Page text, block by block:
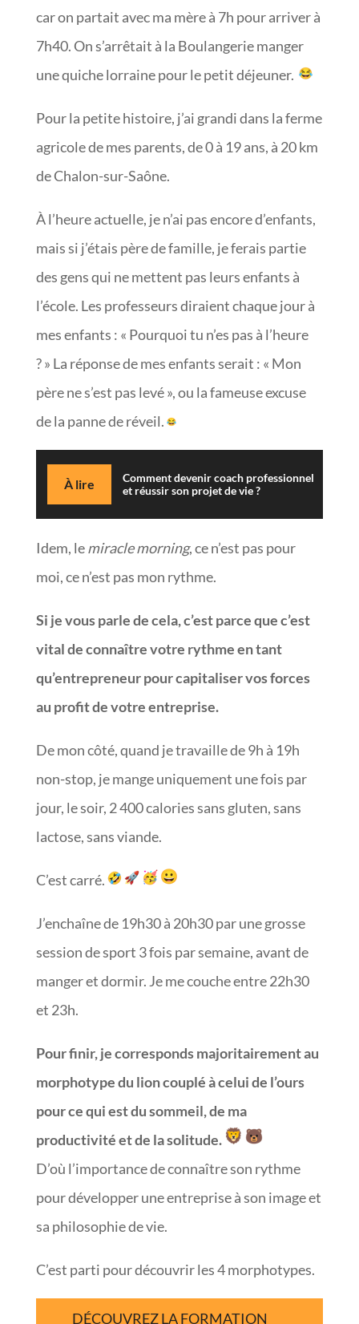
car on partait avec ma mère à 7h pour arriver à
7h40. On s’arrêtait à la Boulangerie manger
une quiche lorraine pour le petit déjeuner.
Pour la petite histoire, j’ai grandi dans la ferme
agricole de mes parents, de 0 à 19 ans, à 20 km
de Chalon-sur-Saône.
À l’heure actuelle, je n’ai pas encore d’enfants,
mais si j’étais père de famille, je ferais partie
des gens qui ne mettent pas leurs enfants à
l’école. Les professeurs diraient chaque jour à
mes enfants : « Pourquoi tu n’es pas à l’heure
? » La réponse de mes enfants serait : « Mon
père ne s’est pas levé », ou la fameuse excuse
de la panne de réveil.
À lire
Comment devenir coach professionnel
et réussir son projet de vie ?
Idem, lemiracle morning, ce n’est pas pour
moi, ce n’est pas mon rythme.
Si je vous parle de cela, c’est parce que c’est
vital de connaître votre rythme en tant
qu’entrepreneur pour capitaliser vos forces
au profit de votre entreprise.
De mon côté, quand je travaille de 9h à 19h
non-stop, je mange uniquement une fois par
jour, le soir, 2 400 calories sans gluten, sans
lactose, sans viande.
C’est carré.
J’enchaîne de 19h30 à 20h30 par une grosse
session de sport 3 fois par semaine, avant de
manger et dormir. Je me couche entre 22h30
et 23h.
Pour finir, je corresponds majoritairement au
morphotype du lion couplé à celui de l’ours
pour ce qui est du sommeil, de ma
productivité et de la solitude.
D’où l’importance de connaître son rythme
pour développer une entreprise à son image et
sa philosophie de vie.
C’est parti pour découvrir les 4 morphotypes.
DÉCOUVREZ LA FORMATION